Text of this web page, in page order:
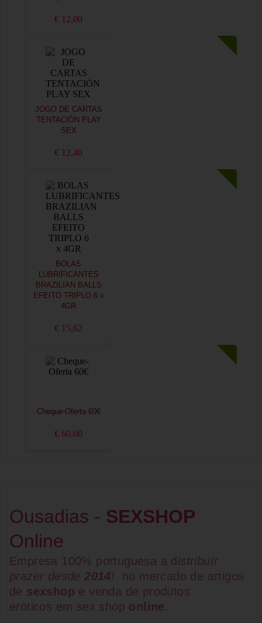
€ 12,00
JOGO DE CARTAS
TENTACIÓN PLAY
SEX
€ 12,40
BOLAS
LUBRIFICANTES
BRAZILIAN BALLS
EFEITO TRIPLO 6 x
4GR
€ 15,62
Cheque-Oferta 60€
€ 60,00
Ousadias - SEXSHOP
Online
Empresa 100% portuguesa a d istribuír
prazer desde2014!
no mercado de artigos
de sexshop e venda de produtos
eróticos em sex shop online.